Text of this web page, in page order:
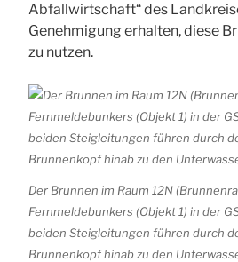
Abfallwirtschaft“ des
Genehmigung erhalten, diese
zu nutzen.
Der Brunnen im Raum 12N
Fernmeldebunkers (Objekt 1) in der
beiden Steigleitungen führen durch
Brunnenkopf hinab zu den